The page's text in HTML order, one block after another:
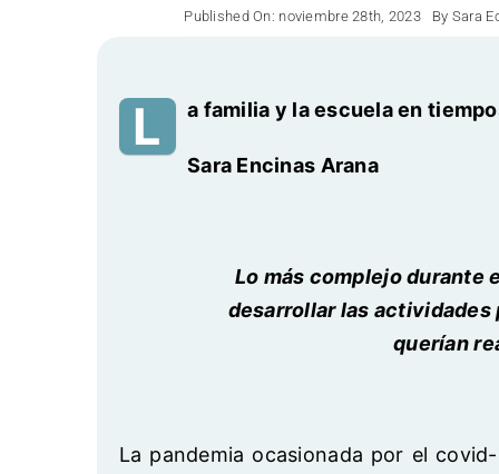
Published On: noviembre 28th, 2023 By Sara
L a familia y la escuela en
Sara Encinas Arana
Lo más complejo durante
desarrollar las actividades
querían
La pandemia ocasionada por el